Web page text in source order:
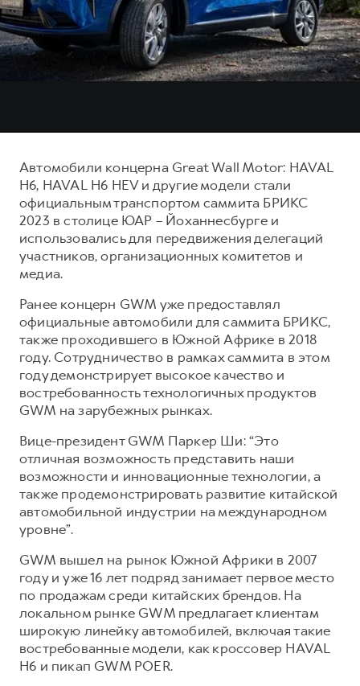
DARGO X
от 3 499 000 ₽
F7
от 2 899 000 ₽ от 3 599 000 ₽
POER
от 3 449 000 ₽
Тест-драйв
Трейд-ин
Кредитный калькулятор
Кредит
КОРПОРАТИВНЫМ КЛИЕНТАМ
Для малого бизнеса
Корпоративным клиентам
Крупным корпоративным клиентам
Система управления автопарком
Сервис для корпоративных клиентов
HAVAL Лизинг
АКСЕССУАРЫ HAVAL
Автомобильные аксессуары
Коллекция CITY
Коллекция Базовая
СЕРВИСНОЕ ОБСЛУЖИВАНИЕ
Нулевое ТО
Программа «Помощь на дороге»
Электронный ПТС
ПОДДЕРЖКА
GWM Безопасность
Гарантия HAVAL
Мобильное приложение GWM
Программа «HAVAL Защита+»
Руководства по эксплуатации
Подписки
АКСЕССУАРЫ HAVAL
Автомобильные аксессуары
Коллекция CITY
Коллекция Базовая
Коллекция Детская
О дилере
Наша команда
Автомобили концерна Great Wall Motor: HAVAL
H6, HAVAL H6 HEV и другие модели стали
официальным транспортом саммита БРИКС
2023 в столице ЮАР – Йоханнесбурге и
использовались для передвижения делегаций
участников, организационных комитетов и
медиа.
Ранее концерн GWM уже предоставлял
официальные автомобили для саммита БРИКС,
также проходившего в Южной Африке в 2018
году. Сотрудничество в рамках саммита в этом
году демонстрирует высокое качество и
востребованность технологичных продуктов
GWM на зарубежных рынках.
Вице-президент GWM Паркер Ши: “Это
отличная возможность представить наши
возможности и инновационные технологии, а
также продемонстрировать развитие китайской
автомобильной индустрии на международном
уровне”.
GWM вышел на рынок Южной Африки в 2007
году и уже 16 лет подряд занимает первое место
по продажам среди китайских брендов. На
локальном рынке GWM предлагает клиентам
широкую линейку автомобилей, включая такие
востребованные модели, как кроссовер HAVAL
H6 и пикап GWM POER.